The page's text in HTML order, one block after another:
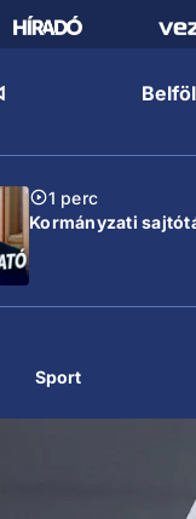
1 perc
Kormányzati
Sport